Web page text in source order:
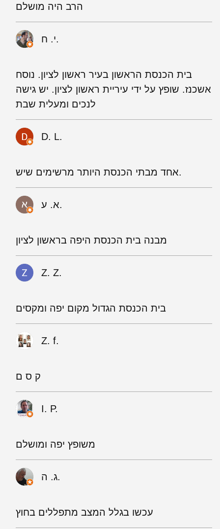
הרב היה מושלם
י. ח.
בית הכנסת הראשון בעיר ראשון לציון. נוסח
אשכנז. שופץ על ידי עיריית ראשון לציון. יש גישה
לנכים ומעלית שבת
D. L.
אחד מבתי הכנסת היותר מרשימים שיש.
א. ע.
מבנה בית הכנסת היפה בראשון לציון
Z. Z.
בית הכנסת הגדול מקום יפה ומקסים
Z. f.
ק ס ם
I. P.
משופץ יפה ומושלם
ג. ה.
עכשו בגלל המצב מתפללים בחוץ